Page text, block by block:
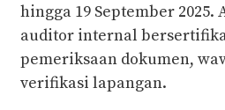
hingga 19 September
auditor internal
pemeriksaan dokumen,
verifikasi lapangan.